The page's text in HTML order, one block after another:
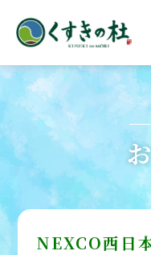
NEXCO西日